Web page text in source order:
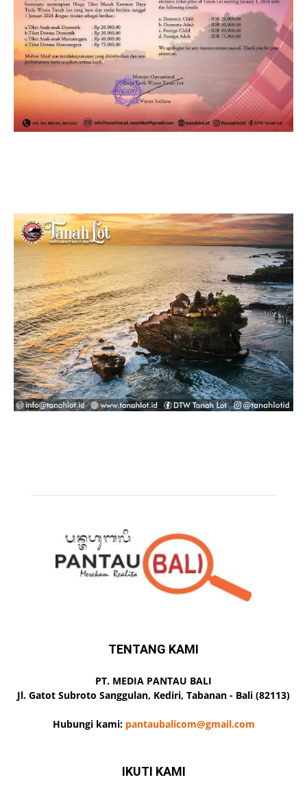
TENTANG KAMI
PT. MEDIA PANTAU BALI
Jl. Gatot Subroto Sanggulan, Kediri, Tabanan - Bali (82113)
Hubungi kami: pantaubalicom@gmail.com
IKUTI KAMI